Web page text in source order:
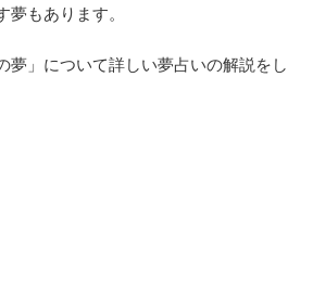
もあります。
」について詳しい夢占いの解説をし